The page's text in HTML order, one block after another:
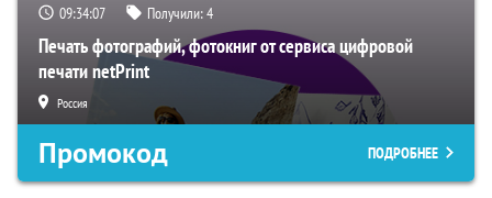
09:34:06 Получили:4
Печать фотографий, фотокниг от сервиса цифровой
печати netPrint
Россия
Промокод ПОДРОБНЕЕ